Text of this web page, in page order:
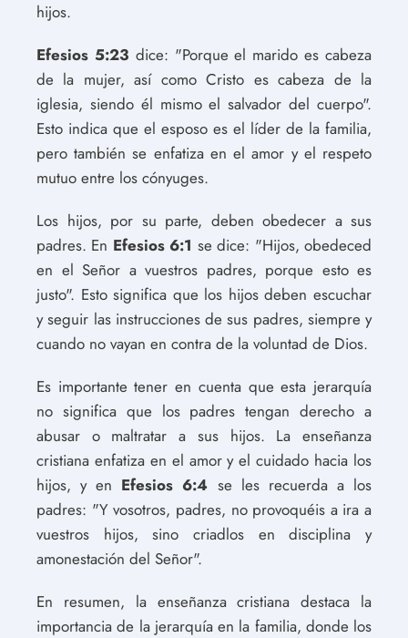
hijos.
Efesios 5:23 dice: "Porque el marido es cabeza
de la mujer, así como Cristo es cabeza de la
iglesia, siendo él mismo el salvador del cuerpo".
Esto indica que el esposo es el líder de la familia,
pero también se enfatiza en el amor y el respeto
mutuo entre los cónyuges.
Los hijos, por su parte, deben obedecer a sus
padres. En Efesios 6:1 se dice: "Hijos, obedeced
en el Señor a vuestros padres, porque esto es
justo". Esto significa que los hijos deben escuchar
y seguir las instrucciones de sus padres, siempre y
cuando no vayan en contra de la voluntad de Dios.
Es importante tener en cuenta que esta jerarquía
no significa que los padres tengan derecho a
abusar o maltratar a sus hijos. La enseñanza
cristiana enfatiza en el amor y el cuidado hacia los
hijos, y en Efesios 6:4 se les recuerda a los
padres: "Y vosotros, padres, no provoquéis a ira a
vuestros hijos, sino criadlos en disciplina y
amonestación del Señor".
En resumen, la enseñanza cristiana destaca la
importancia de la jerarquía en la familia, donde los